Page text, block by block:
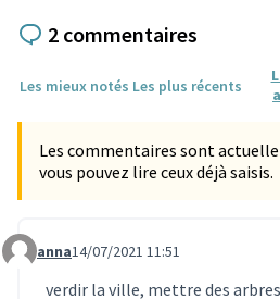
2 commentaires
Les mieux notés Les plus récents
Les commentaires sont
vous pouvez lire ceux déjà saisis.
Commentaire 547
anna14/07/2021 11:51
verdir la ville, mettre des